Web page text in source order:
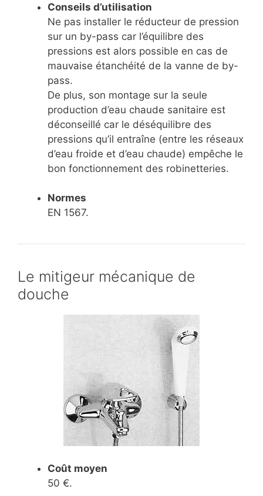
Conseils d’utilisation
Ne pas installer le réducteur de pression
sur un by-pass car l’équilibre des
pressions est alors possible en cas de
mauvaise étanchéité de la vanne de by-
pass.
De plus, son montage sur la seule
production d’eau chaude sanitaire est
déconseillé car le déséquilibre des
pressions qu’il entraîne (entre les réseaux
d’eau froide et d’eau chaude) empêche le
bon fonctionnement des robinetteries.
Normes
EN 1567.
Le mitigeur mécanique de
douche
Coût moyen
50 €.